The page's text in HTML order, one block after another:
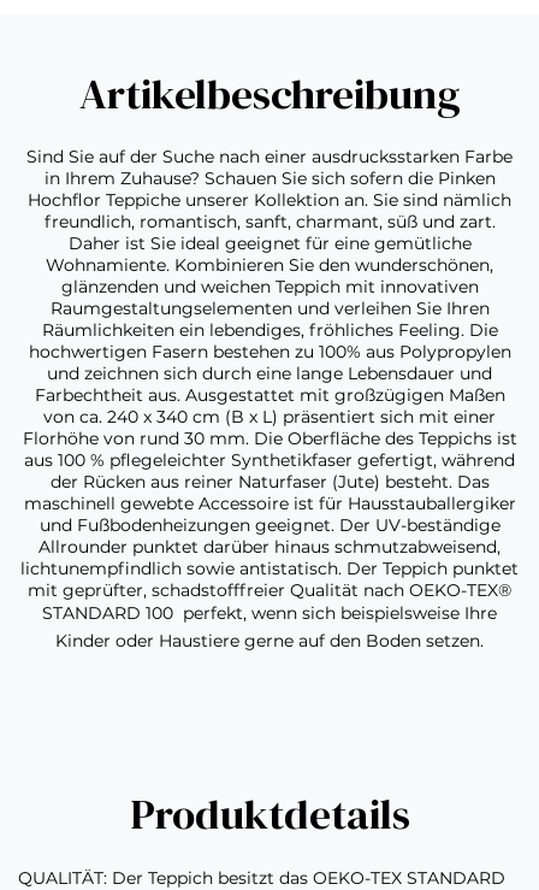
Artikelbeschreibung
Sind Sie auf der Suche nach einer ausdrucksstarken Farbe
in Ihrem Zuhause? Schauen Sie sich sofern die Pinken
Hochflor Teppiche unserer Kollektion an. Sie sind nämlich
freundlich, romantisch, sanft, charmant, süß und zart.
Daher ist Sie ideal geeignet für eine gemütliche
Wohnamiente. Kombinieren Sie den wunderschönen,
glänzenden und weichen Teppich mit innovativen
Raumgestaltungselementen und verleihen Sie Ihren
Räumlichkeiten ein lebendiges, fröhliches Feeling. Die
hochwertigen Fasern bestehen zu 100% aus Polypropylen
und zeichnen sich durch eine lange Lebensdauer und
Farbechtheit aus. Ausgestattet mit großzügigen Maßen
von ca. 240 x 340 cm (B x L) präsentiert sich mit einer
Florhöhe von rund 30 mm. Die Oberfläche des Teppichs ist
aus 100 % pflegeleichter Synthetikfaser gefertigt, während
der Rücken aus reiner Naturfaser (Jute) besteht. Das
maschinell gewebte Accessoire ist für Hausstauballergiker
und Fußbodenheizungen geeignet. Der UV-beständige
Allrounder punktet darüber hinaus schmutzabweisend,
lichtunempfindlich sowie antistatisch. Der Teppich punktet
mit geprüfter, schadstofffreier Qualität nach OEKO-TEX®
STANDARD 100  perfekt, wenn sich beispielsweise Ihre
Kinder oder Haustiere gerne auf den Boden setzen.
Produktdetails
QUALITÄT: Der Teppich besitzt das OEKO-TEX STANDARD